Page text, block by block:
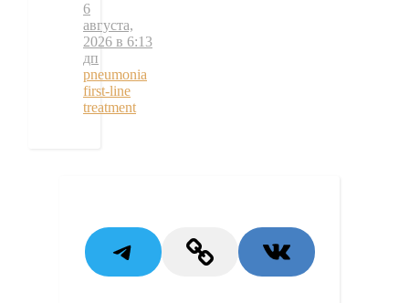
6
августа,
2026 в 6:13
дп
pneumonia
first‑line
treatment
TelegramLink VK